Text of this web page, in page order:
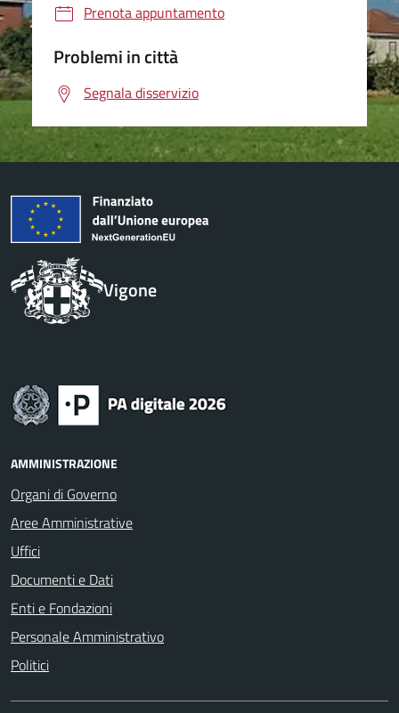
Prenota appuntamento
Problemi in città
Segnala disservizio
Vigone
AMMINISTRAZIONE
Organi di Governo
Aree Amministrative
Uffici
Documenti e Dati
Enti e Fondazioni
Personale Amministrativo
Politici